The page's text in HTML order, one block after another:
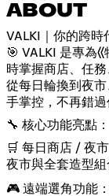
ABOUT
VALKI｜你的跨時
🎯 VALKI 是專為
時掌握商店、任務
從每日輪換到夜
手掌控，不再錯過
🔧 核心功能亮點：
🛒 每日商店 / 夜
夜市與全套造型組
🎮 遠端選角功能